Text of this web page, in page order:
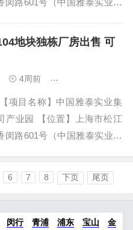
闵路601号（中国雅泰实业集
，价格可面议） 【建筑面
地块独栋厂房出售 可
4周前
项目名称】中国雅泰实业集
产业园 【位置】上海市松江
闵路601号（中国雅泰实业集
，价格可面议） 【建筑面
（可分割100-3600㎡） 【土
...
6 7 8 下页 尾页
闵行 青浦 浦东 宝山
金